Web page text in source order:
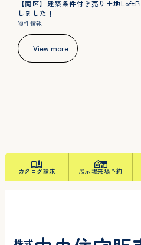
【南区】建築条件付き売り土地
しました！
物件情報
View more
カタログ請求 展示場来場予約